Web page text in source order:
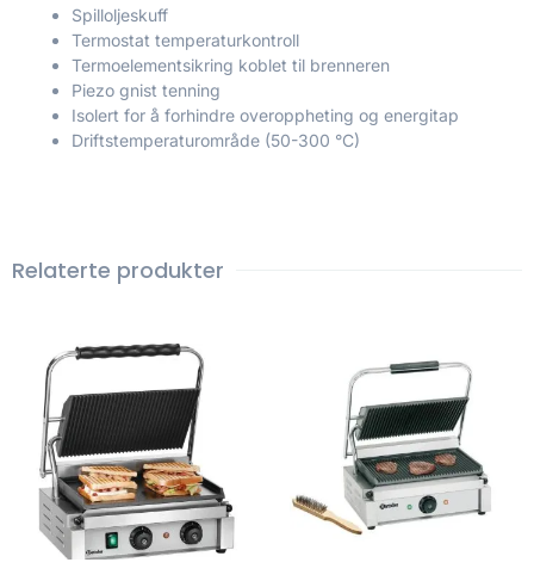
Spilloljeskuff
Termostat temperaturkontroll
Termoelementsikring koblet til brenneren
Piezo gnist tenning
Isolert for å forhindre overoppheting og energitap
Driftstemperaturområde (50-300 °C)
Relaterte produkter